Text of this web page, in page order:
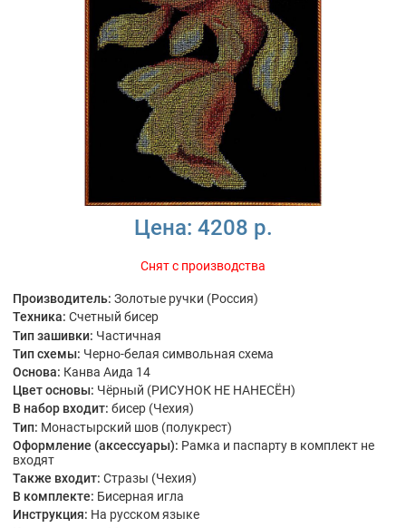
Цена: 4208 р.
Снят с производства
Производитель: Золотые ручки (Россия)
Техника: Счетный бисер
Тип зашивки: Частичная
Тип схемы: Черно-белая символьная схема
Основа: Канва Аида 14
Цвет основы: Чёрный (РИСУНОК НЕ НАНЕСЁН)
В набор входит: бисер (Чехия)
Тип: Монастырский шов (полукрест)
Оформление (аксессуары): Рамка и паспарту в комплект не
входят
Также входит: Стразы (Чехия)
В комплекте: Бисерная игла
Инструкция: На русском языке